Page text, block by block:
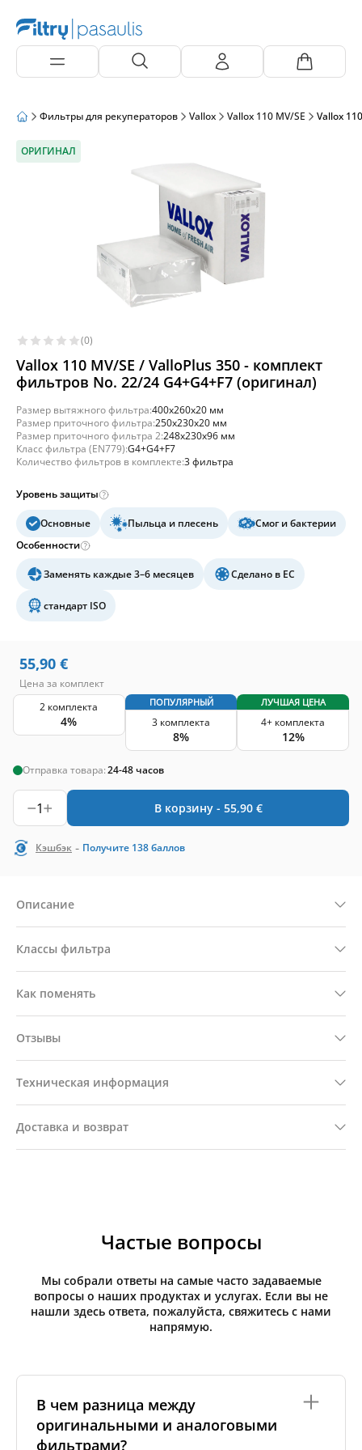
Фильтры для рекуператоров Vallox Vallox 110 MV/SE Vallox
ОРИГИНАЛ
(0)
Vallox 110 MV/SE / ValloPlus 350 - комплект
фильтров No. 22/24 G4+G4+F7 (оригинал)
Размер вытяжного фильтра:400x260x20 мм
Размер приточного фильтра:250x230x20 мм
Размер приточного фильтра 2:248x230x96 мм
Класс фильтра (EN779):G4+G4+F7
Количество фильтров в комплекте:3 фильтра
Уровень защиты
Основные Пыльца и плесень
Смог и бактерии
Особенности
Заменять каждые 3–6 месяцев Сделано в ЕС
стандарт ISO
55,90 €
Цена за комплект
2 комплекта
4%
ПОПУЛЯРНЫЙ
3 комплекта
8%
ЛУЧШАЯ ЦЕНА
4+ комплекта
12%
Отправка товара:24-48 часов
1 В корзину - 55,90 €
Кэшбэк - Получите 138баллов
Описание
Классы фильтра
Как поменять
Отзывы
Техническая информация
Доставка и возврат
Частые вопросы
Мы собрали ответы на самые часто задаваемые
вопросы о наших продуктах и услугах. Если вы не
нашли здесь ответа, пожалуйста, свяжитесь с нами
напрямую.
В чем разница между
оригинальными и аналоговыми
фильтрами?